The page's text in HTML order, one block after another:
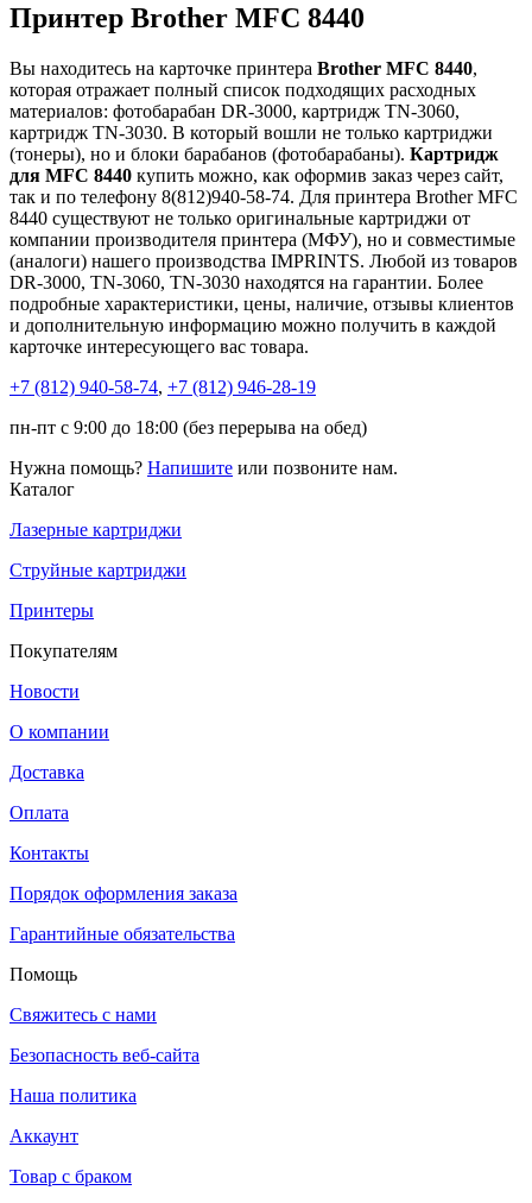
Принтер Brother MFC 8440
Вы находитесь на карточке принтера Brother MFC 8440,
которая отражает полный список подходящих расходных
материалов: фотобарабан DR-3000, картридж TN-3060,
картридж TN-3030. В который вошли не только картриджи
(тонеры), но и блоки барабанов (фотобарабаны). Картридж
для MFC 8440 купить можно, как оформив заказ через сайт,
так и по телефону 8(812)940-58-74. Для принтера Brother MFC
8440 существуют не только оригинальные картриджи от
компании производителя принтера (МФУ), но и совместимые
(аналоги) нашего производства IMPRINTS. Любой из товаров
DR-3000, TN-3060, TN-3030 находятся на гарантии. Более
подробные характеристики, цены, наличие, отзывы клиентов
и дополнительную информацию можно получить в каждой
карточке интересующего вас товара.
+7 (812) 940-58-74, +7 (812) 946-28-19
пн-пт с 9:00 до 18:00 (без перерыва на обед)
Нужна помощь? Напишите или позвоните нам.
Каталог
Лазерные картриджи
Струйные картриджи
Принтеры
Покупателям
Новости
О компании
Доставка
Оплата
Контакты
Порядок оформления заказа
Гарантийные обязательства
Помощь
Свяжитесь с нами
Безопасность веб-сайта
Наша политика
Аккаунт
Товар с браком